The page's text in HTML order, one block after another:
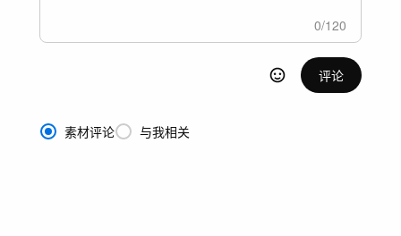
0/120
评论
素材评论 与我相关